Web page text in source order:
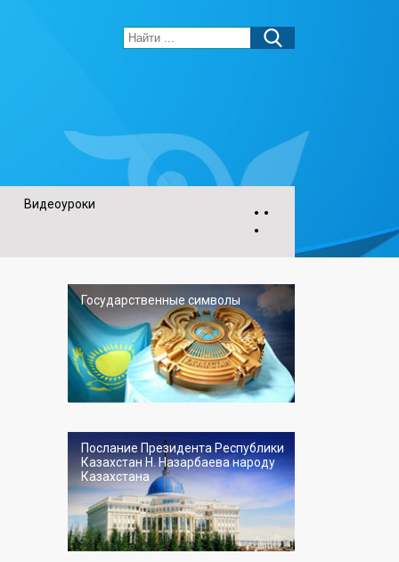
Видеоуроки
• •
•
Государственные символы
Послание Президента Республики
Казахстан Н. Назарбаева народу
Казахстана